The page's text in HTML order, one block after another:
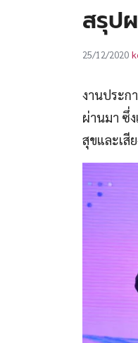
สรุป
25/12/2020
งานประก
ผ่านมา ซึ่
สุขและเสี